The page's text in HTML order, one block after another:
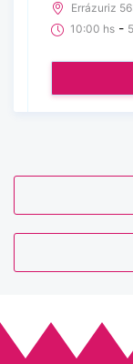
Errázuriz
10:00 hs -